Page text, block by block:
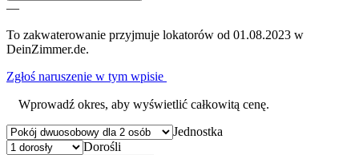
—
To zakwaterowanie przyjmuje lokatorów od 01.08.2023 w
DeinZimmer.de.
Zgłoś naruszenie w tym wpisie
Wprowadź okres, aby wyświetlić całkowitą cenę.
Jednostka
Dorośli